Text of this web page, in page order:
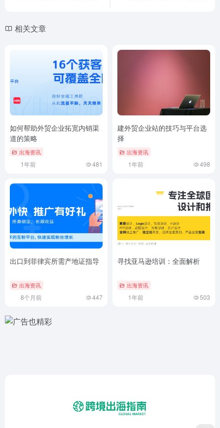
相关文章
如何帮助外贸企业拓宽内销渠
道的策略
出海资讯
1年前 481
建外贸企业站的技巧与平台选
择
出海资讯
1年前 498
出口到菲律宾所需产地证指导
出海资讯
8个月前 447
寻找亚马逊培训：全面解析
出海资讯
1年前 503